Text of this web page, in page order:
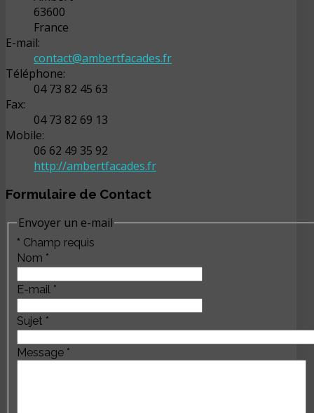
63600
France
E-mail:
contact@ambertfacades.fr
Téléphone:
04 73 82 45 63
Fax:
04 73 82 69 13
Mobile:
06 62 49 35 92
http://ambertfacades.fr
Formulaire de Contact
Envoyer un e-mail
* Champ requis
Nom *
E-mail *
Sujet *
Message *